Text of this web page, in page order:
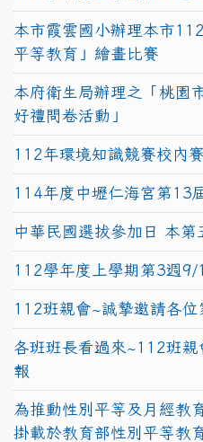
本市霞雲國小辦理本市
平等教育」繪畫比賽
本府衛生局辦理之「桃園
好禮問卷活動」
112年環境知識競賽校內
114年度中壢仁海宮第13
中華民國選拔參加日 本第
112學年度上學期第3週
112班親會~誠摯邀請各位
各班班長看過來~112班親
報
為推動性別平等及月經教
掛載於教育部性別平等教